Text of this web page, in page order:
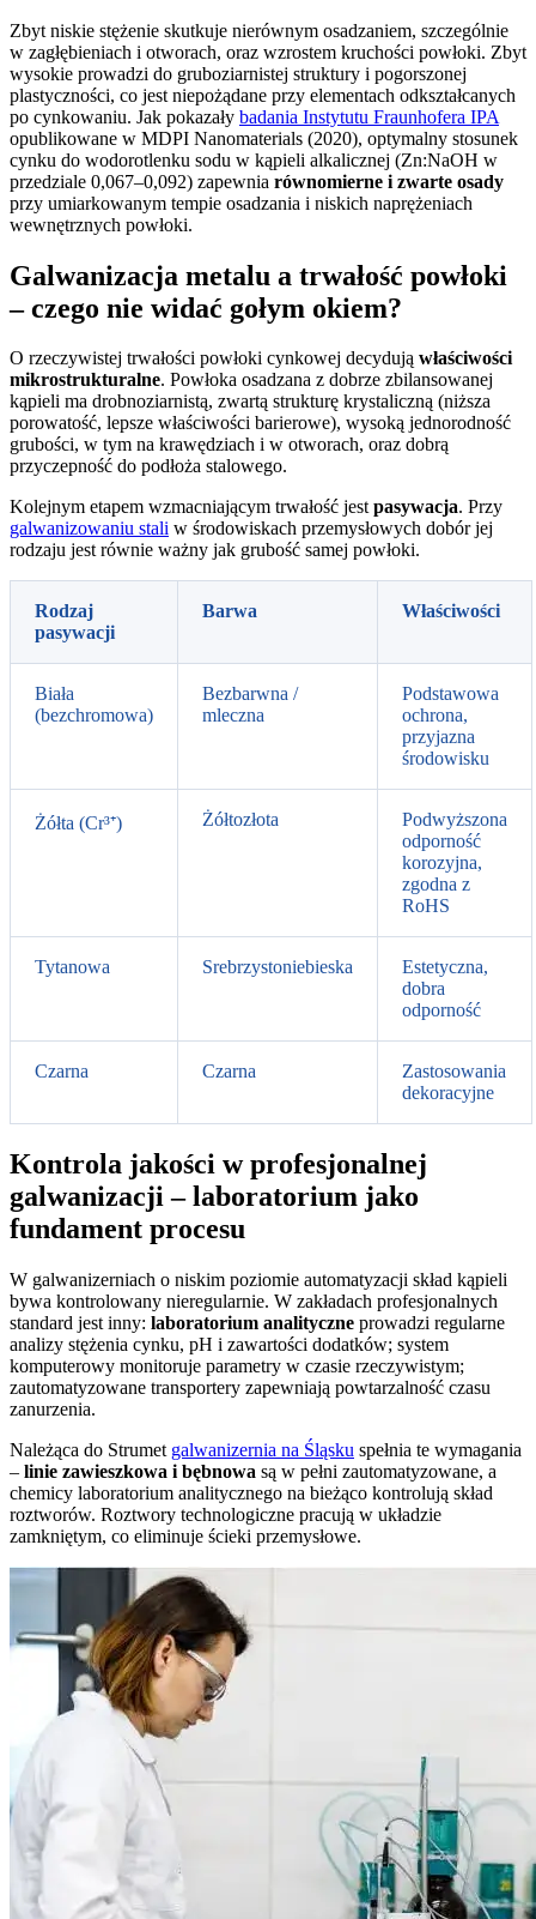
Zbyt niskie stężenie skutkuje nierównym osadzaniem, szczególnie
w zagłębieniach i otworach, oraz wzrostem kruchości powłoki. Zbyt
wysokie prowadzi do gruboziarnistej struktury i pogorszonej
plastyczności, co jest niepożądane przy elementach odkształcanych
po cynkowaniu. Jak pokazały badania Instytutu Fraunhofera IPA
opublikowane w MDPI Nanomaterials (2020), optymalny stosunek
cynku do wodorotlenku sodu w kąpieli alkalicznej (Zn:NaOH w
przedziale 0,067–0,092) zapewnia równomierne i zwarte osady
przy umiarkowanym tempie osadzania i niskich naprężeniach
wewnętrznych powłoki.
Galwanizacja metalu a trwałość powłoki
– czego nie widać gołym okiem?
O rzeczywistej trwałości powłoki cynkowej decydują właściwości
mikrostrukturalne. Powłoka osadzana z dobrze zbilansowanej
kąpieli ma drobnoziarnistą, zwartą strukturę krystaliczną (niższa
porowatość, lepsze właściwości barierowe), wysoką jednorodność
grubości, w tym na krawędziach i w otworach, oraz dobrą
przyczepność do podłoża stalowego.
Kolejnym etapem wzmacniającym trwałość jestpasywacja. Przy
galwanizowaniu stali w środowiskach przemysłowych dobór jej
rodzaju jest równie ważny jak grubość samej powłoki.
Rodzaj
pasywacji
Barwa Właściwości
Biała
(bezchromowa)
Bezbarwna /
mleczna
Podstawowa
ochrona,
przyjazna
środowisku
Żółta (Cr³⁺) Żółtozłota
Podwyższona
odporność
korozyjna,
zgodna z
RoHS
Tytanowa Srebrzystoniebieska
Estetyczna,
dobra
odporność
Czarna Czarna
Zastosowania
dekoracyjne
Kontrola jakości w profesjonalnej
galwanizacji – laboratorium jako
fundament procesu
W galwanizerniach o niskim poziomie automatyzacji skład kąpieli
bywa kontrolowany nieregularnie. W zakładach profesjonalnych
standard jest inny: laboratorium analityczne prowadzi regularne
analizy stężenia cynku, pH i zawartości dodatków; system
komputerowy monitoruje parametry w czasie rzeczywistym;
zautomatyzowane transportery zapewniają powtarzalność czasu
zanurzenia.
Należąca do Strumet galwanizernia na Śląsku spełnia te wymagania
– linie zawieszkowa i bębnowa są w pełni zautomatyzowane, a
chemicy laboratorium analitycznego na bieżąco kontrolują skład
roztworów. Roztwory technologiczne pracują w układzie
zamkniętym, co eliminuje ścieki przemysłowe.